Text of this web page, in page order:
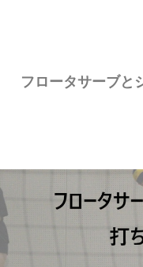
フロータサーブと